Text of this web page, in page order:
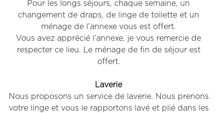
Pour les longs séjours, chaque semaine, un
changement de draps, de linge de toilette et un
ménage de l’annexe vous est offert.
Vous avez apprécié l’annexe, je vous remercie de
respecter ce lieu. Le ménage de fin de séjour est
offert.
Laverie
Nous proposons un service de laverie. Nous prenons
votre linge et vous le rapportons lavé et plié dans les